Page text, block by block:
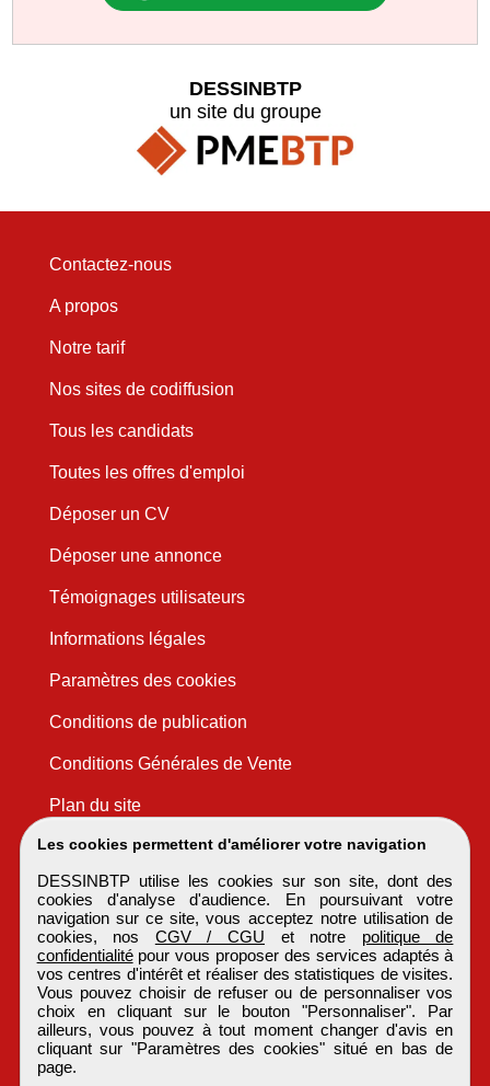
Les cookies permettent d'améliorer votre navigation
DESSINBTP utilise les cookies sur son site, dont des
cookies d'analyse d'audience. En poursuivant votre
navigation sur ce site, vous acceptez notre utilisation de
cookies, nos CGV / CGU et notre politique de
confidentialitépour vous proposer des services adaptés à
vos centres d'intérêt et réaliser des statistiques de visites.
Vous pouvez choisir de refuser ou de personnaliser vos
choix en cliquant sur le bouton "Personnaliser". Par
ailleurs, vous pouvez à tout moment changer d'avis en
cliquant sur "Paramètres des cookies" situé en bas de
page.
DESSINBTP
un site du groupe
Contactez-nous
A propos
Notre tarif
Nos sites de codiffusion
Tous les candidats
Toutes les offres d'emploi
Déposer un CV
Déposer une annonce
Témoignages utilisateurs
Informations légales
Paramètres des cookies
Conditions de publication
Conditions Générales de Vente
Plan du site